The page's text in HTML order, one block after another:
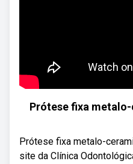
Prótese fixa
Prótese fixa metalo-
site da Clínica